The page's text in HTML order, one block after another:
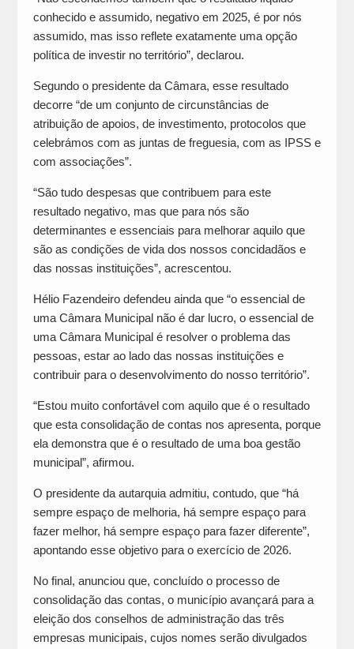
conhecido e assumido, negativo em 2025, é por nós
assumido, mas isso reflete exatamente uma opção
política de investir no território”, declarou.
Segundo o presidente da Câmara, esse resultado
decorre “de um conjunto de circunstâncias de
atribuição de apoios, de investimento, protocolos que
celebrámos com as juntas de freguesia, com as IPSS e
com associações”.
“São tudo despesas que contribuem para este
resultado negativo, mas que para nós são
determinantes e essenciais para melhorar aquilo que
são as condições de vida dos nossos concidadãos e
das nossas instituições”, acrescentou.
Hélio Fazendeiro defendeu ainda que “o essencial de
uma Câmara Municipal não é dar lucro, o essencial de
uma Câmara Municipal é resolver o problema das
pessoas, estar ao lado das nossas instituições e
contribuir para o desenvolvimento do nosso território”.
“Estou muito confortável com aquilo que é o resultado
que esta consolidação de contas nos apresenta, porque
ela demonstra que é o resultado de uma boa gestão
municipal”, afirmou.
O presidente da autarquia admitiu, contudo, que “há
sempre espaço de melhoria, há sempre espaço para
fazer melhor, há sempre espaço para fazer diferente”,
apontando esse objetivo para o exercício de 2026.
No final, anunciou que, concluído o processo de
consolidação das contas, o município avançará para a
eleição dos conselhos de administração das três
empresas municipais, cujos nomes serão divulgados